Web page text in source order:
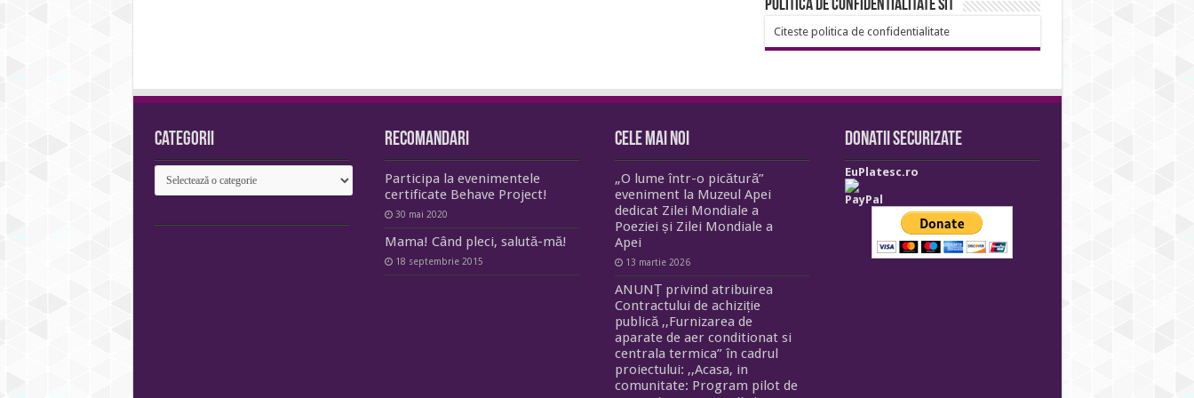
Politica de confidentialitate sit
Citeste politica de confidentialitate
Categorii
Categorii
Recomandari
Participa la evenimentele
certificate Behave Project!
30 mai 2020
Mama! Când pleci, salută-mă!
18 septembrie 2015
Cele mai noi
„O lume într-o picătură”
eveniment la Muzeul Apei
dedicat Zilei Mondiale a
Poeziei și Zilei Mondiale a
Apei
13 martie 2026
ANUNȚ privind atribuirea
Contractului de achiziție
publică ,,Furnizarea de
aparate de aer conditionat si
centrala termica” în cadrul
proiectului: ,,Acasa, in
comunitate: Program pilot de
Donatii securizate
EuPlatesc.ro
PayPal